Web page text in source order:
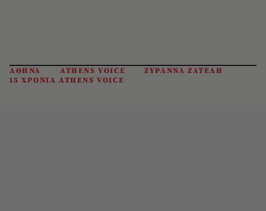
ΑΘΗΝΑ ATHENS VOICE
ΖΥΡΑΝΝΑ ΖΑΤΕΛΗ
15 ΧΡΟΝΙΑ ATHENS VOICE